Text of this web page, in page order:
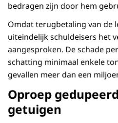
bedragen zijn door hem
Omdat terugbetaling van de
uiteindelijk schuldeisers het
aangesproken. De schade
schatting minimaal enkele
gevallen meer dan een
Oproep
getuigen